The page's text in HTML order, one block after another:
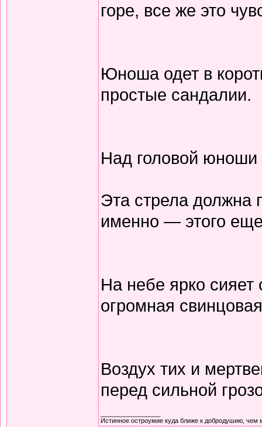
горе, все же это
Юноша одет в
простые сандалии.
Над головой юноши
Эта стрела должна
именно — этого еще
На небе ярко сияет
огромная
Воздух тих и
перед сильной
Истинное остроумие куда ближе к добродушию, чем